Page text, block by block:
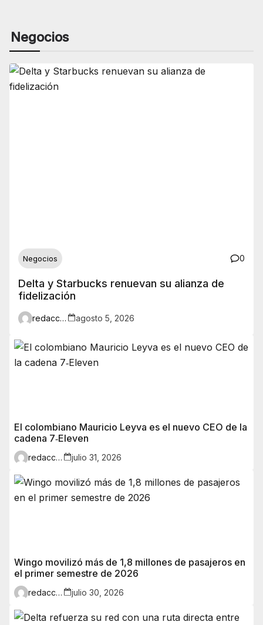
Negocios
Negocios 0
Delta y Starbucks renuevan su alianza de
fidelización
redaccion agosto 5, 2026
El colombiano Mauricio Leyva es el nuevo CEO de la
cadena 7‑Eleven
redaccion julio 31, 2026
Wingo movilizó más de 1,8 millones de pasajeros en
el primer semestre de 2026
redaccion julio 30, 2026